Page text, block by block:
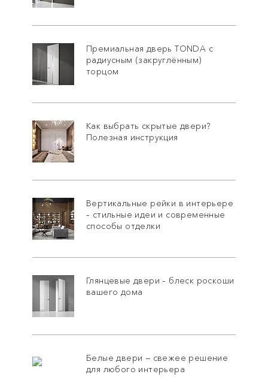
Премиальная дверь TONDA с
радиусным (закруглённым)
торцом
Как выбрать скрытые двери?
Полезная инструкция
Вертикальные рейки в интерьере
– стильные идеи и современные
способы отделки
Глянцевые двери – блеск роскоши
вашего дома
Белые двери — свежее решение
для любого интерьера